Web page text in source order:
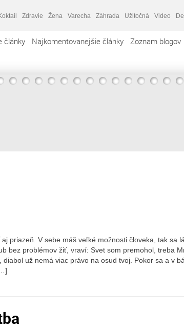
Zdravie Žena Varecha Záhrada Užitočná Video
články Najkomentovanejšie články Zoznam blogov
priazeň. V sebe máš veľké možnosti človeka, tak sa
bez problémov žiť, vraví: Svet som premohol, treba
už nemá viac právo na osud tvoj. Pokor sa a v